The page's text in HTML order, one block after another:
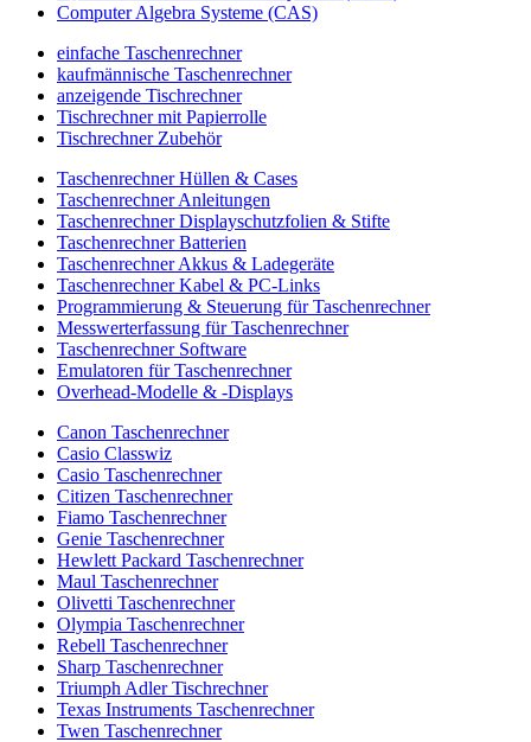
Computer Algebra Systeme (CAS)
einfache Taschenrechner
kaufmännische Taschenrechner
anzeigende Tischrechner
Tischrechner mit Papierrolle
Tischrechner Zubehör
Taschenrechner Hüllen & Cases
Taschenrechner Anleitungen
Taschenrechner Displayschutzfolien & Stifte
Taschenrechner Batterien
Taschenrechner Akkus & Ladegeräte
Taschenrechner Kabel & PC-Links
Programmierung & Steuerung für Taschenrechner
Messwerterfassung für Taschenrechner
Taschenrechner Software
Emulatoren für Taschenrechner
Overhead-Modelle & -Displays
Canon Taschenrechner
Casio Classwiz
Casio Taschenrechner
Citizen Taschenrechner
Fiamo Taschenrechner
Genie Taschenrechner
Hewlett Packard Taschenrechner
Maul Taschenrechner
Olivetti Taschenrechner
Olympia Taschenrechner
Rebell Taschenrechner
Sharp Taschenrechner
Triumph Adler Tischrechner
Texas Instruments Taschenrechner
Twen Taschenrechner